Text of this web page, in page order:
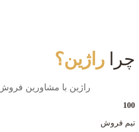
چرا راژین؟
راژین با مشاورین
100
تیم فروش